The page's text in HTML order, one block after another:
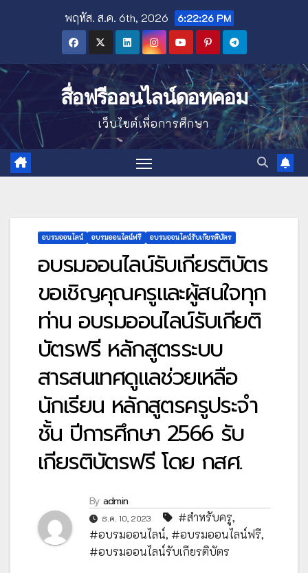
พฤหัส. ส.ค. 6th, 2026 6:22:27 PM
สื่อฟรีออนไลน์ดอทคอม
เว็บไซต์เพื่อการศึกษา
อบรมออนไลน์ อบรมออนไลน์ฟรี อบรมออนไลน์รับเกียรติบัตร
อบรมออนไลน์รับเกียรติบัตร
ขอเชิญคุณครูและผู้สนใจทุก
ท่าน อบรมออนไลน์รับเกียติ
บัตรฟรี หลักสูตรระบบ
สารสนเทศดูแลช่วยเหลือ
นักเรียน หลักสูตรครูประจำ
ชั้น ปีการศึกษา 2566 รับ
เกียรติบัตรฟรี โดย กสศ.
By admin
ธ.ค. 10, 2023 #สำหรับครู,
#อบรมออนไลน์, #อบรมออนไลน์ฟรี,
#อบรมออนไลน์รับเกียรติบัตร